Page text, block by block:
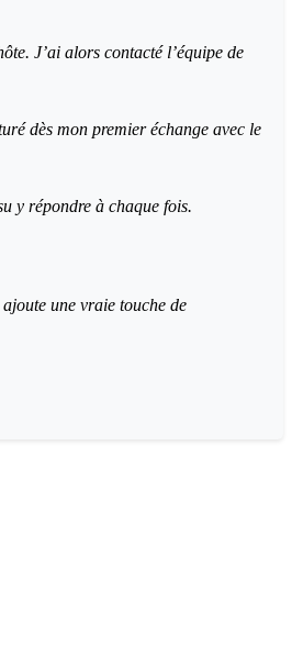
J’ai alors contacté l’équipe de
dès mon premier échange avec le
y répondre à chaque fois.
une vraie touche de